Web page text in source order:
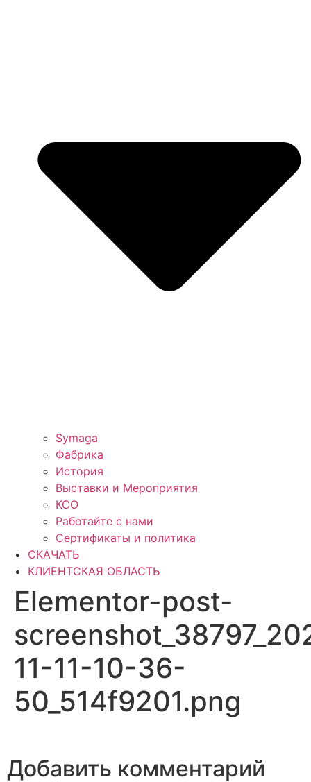
Symaga
Фабрика
История
Выставки и Мероприятия
КСО
Работайте с нами
Сертификаты и политика
СКАЧАТЬ
КЛИЕНТСКАЯ ОБЛАСТЬ
Elementor-post-
11-11-10-36-
50_514f9201.png
Добавить комментарий